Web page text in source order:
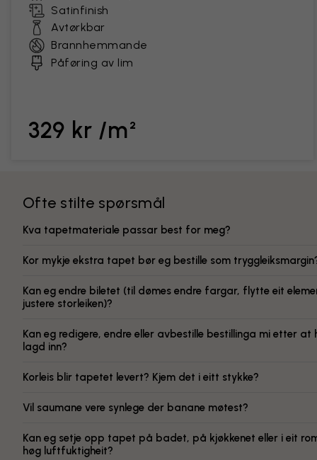
Satinfinish
Avtørkbar
Brannhemmande
Påføring av lim
329 kr /m²
Ofte stilte spørsmål
Kva tapetmateriale passar best for meg?
Kor mykje ekstra tapet bør eg bestille som
Kan eg endre biletet (til dømes endre fargar, flytte eit
justere storleiken)?
Kan eg redigere, endre eller avbestille bestillinga mi etter at
lagd inn?
Korleis blir tapetet levert? Kjem det i eitt stykke?
Vil saumane vere synlege der banane møtest?
Kan eg setje opp tapet på badet, på kjøkkenet eller i eit
høg luftfuktigheit?